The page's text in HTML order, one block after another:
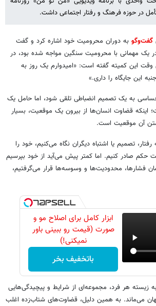
در حوزه فرهنگ و رفتار اجتماعی داشت.
گفت‌وگو به دوران محرومیت خود اشاره کرد و گفت
یک مهمانی با محرومیت سنگین مواجه شده بود، در
این کمیته گفته است: «امیدوارم یک روز به
این جایگاه را داری.»
به یک تصمیم انضباطی تلقی شود، اما حامل یک
قضاوت انسان‌ها از بیرون یک موقعیت، بسیار
متن آن موقعیت است.
تصمیم یا اشتباه دیگران نگاه می‌کنیم، خود را
صادر کنیم. اما کمتر پیش می‌آید از خود بپرسیم
فشارها، محدودیت‌ها و وسوسه‌ها قرار می‌گرفتیم،
ابزار کامل برای اصلاح مو و
صورت (قیمت رو ببینی باور
نمیکنی!)
باتخفیف بخر
زیسته هر فرد، مجموعه‌ای از شرایط و پیچیدگی‌هایی
می‌ماند. به همین دلیل، قضاوت‌های شتاب‌زده اغلب